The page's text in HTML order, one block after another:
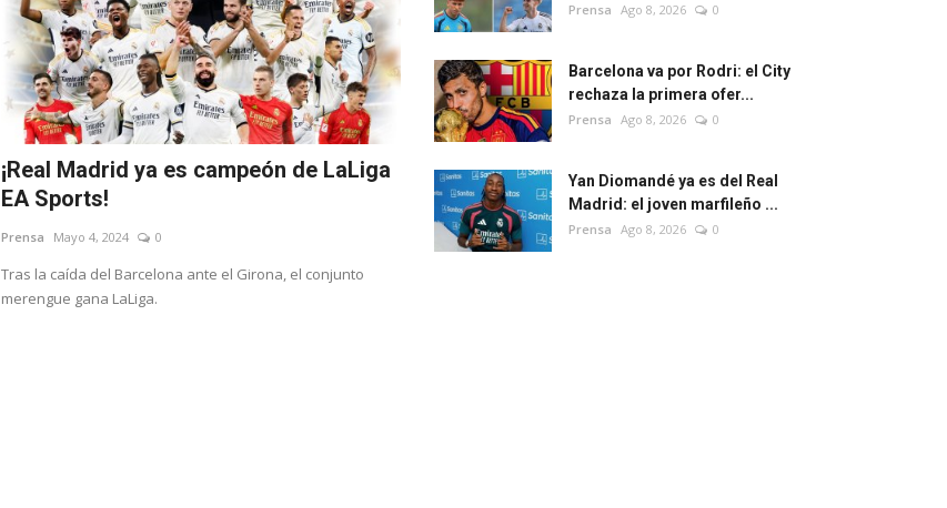
¡Real Madrid ya es campeón de LaLiga
EA Sports!
Prensa Mayo 4, 2024 0
Tras la caída del Barcelona ante el Girona, el conjunto
merengue gana LaLiga.
Prensa Ago 8, 2026 0
Barcelona va por Rodri: el City
rechaza la primera ofer...
Prensa Ago 8, 2026 0
Yan Diomandé ya es del Real
Madrid: el joven marfileño ...
Prensa Ago 8, 2026 0